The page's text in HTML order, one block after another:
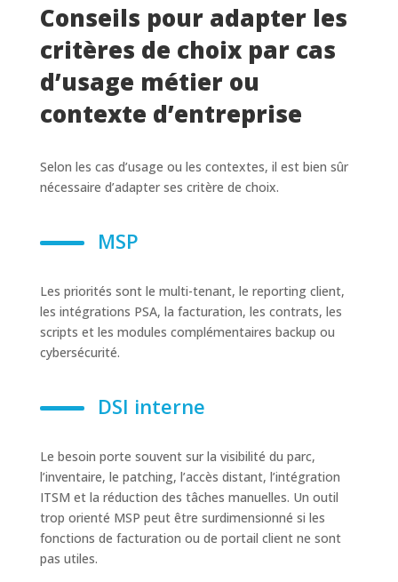
Conseils pour adapter les
critères de choix par cas
d’usage métier ou
contexte d’entreprise
Selon les cas d’usage ou les contextes, il est bien sûr
nécessaire d’adapter ses critère de choix.
MSP
Les priorités sont le multi-tenant, le reporting client,
les intégrations PSA, la facturation, les contrats, les
scripts et les modules complémentaires backup ou
cybersécurité.
DSI interne
Le besoin porte souvent sur la visibilité du parc,
l’inventaire, le patching, l’accès distant, l’intégration
ITSM et la réduction des tâches manuelles. Un outil
trop orienté MSP peut être surdimensionné si les
fonctions de facturation ou de portail client ne sont
pas utiles.